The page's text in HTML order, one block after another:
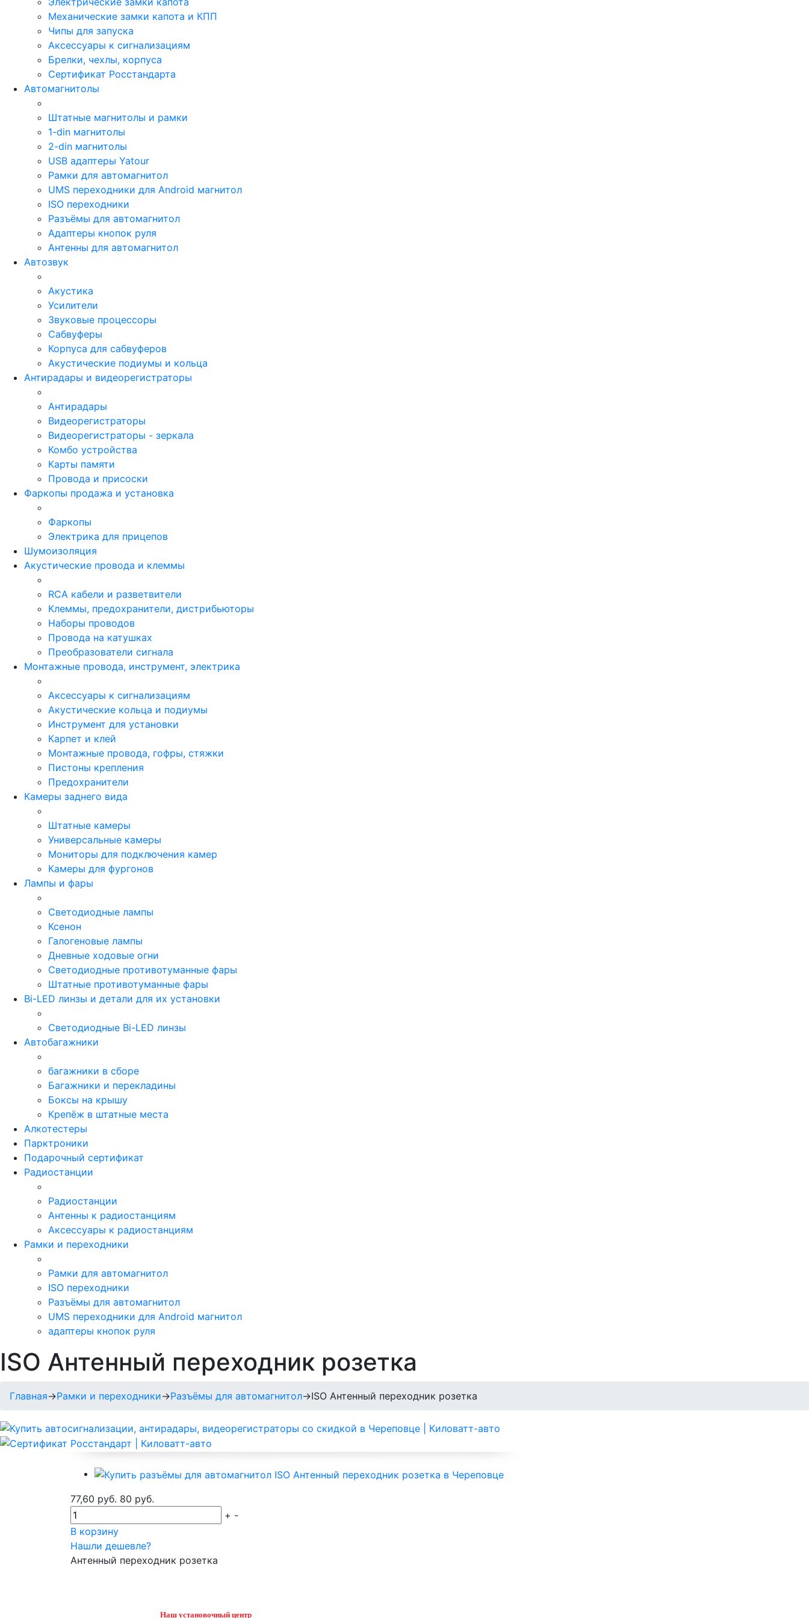
Механические замки капота и КПП
Чипы для запуска
Аксессуары к сигнализациям
Брелки, чехлы, корпуса
Сертификат Росстандарта
Автомагнитолы
Штатные магнитолы и рамки
1-din магнитолы
2-din магнитолы
USB адаптеры Yatour
Рамки для автомагнитол
UMS переходники для Android магнитол
ISO переходники
Разъёмы для автомагнитол
Адаптеры кнопок руля
Антенны для автомагнитол
Автозвук
Акустика
Усилители
Звуковые процессоры
Сабвуферы
Корпуса для сабвуферов
Акустические подиумы и кольца
Антирадары и видеорегистраторы
Антирадары
Видеорегистраторы
Видеорегистраторы - зеркала
Комбо устройства
Карты памяти
Провода и присоски
Фаркопы продажа и установка
Фаркопы
Электрика для прицепов
Шумоизоляция
Акустические провода и клеммы
RCA кабели и разветвители
Клеммы, предохранители, дистрибьюторы
Наборы проводов
Провода на катушках
Преобразователи сигнала
Монтажные провода, инструмент, электрика
Аксессуары к сигнализациям
Акустические кольца и подиумы
Инструмент для установки
Карпет и клей
Монтажные провода, гофры, стяжки
Пистоны крепления
Предохранители
Камеры заднего вида
Штатные камеры
Универсальные камеры
Мониторы для подключения камер
Камеры для фургонов
Лампы и фары
Светодиодные лампы
Ксенон
Галогеновые лампы
Дневные ходовые огни
Светодиодные противотуманные фары
Штатные противотуманные фары
Bi-LED линзы и детали для их установки
Светодиодные Bi-LED линзы
Автобагажники
багажники в сборе
Багажники и перекладины
Боксы на крышу
Крепёж в штатные места
Алкотестеры
Парктроники
Подарочный сертификат
Радиостанции
Радиостанции
Антенны к радиостанциям
Аксессуары к радиостанциям
Рамки и переходники
Рамки для автомагнитол
ISO переходники
Разъёмы для автомагнитол
UMS переходники для Android магнитол
адаптеры кнопок руля
ISO Антенный переходник розетка
Главная→Рамки и переходники→Разъёмы для автомагнитол→ISO Антенный переходник розетка
77,60 руб. 80 руб.
+ -
В корзину
Нашли дешевле?
Антенный переходник розетка
Наш установочный центр